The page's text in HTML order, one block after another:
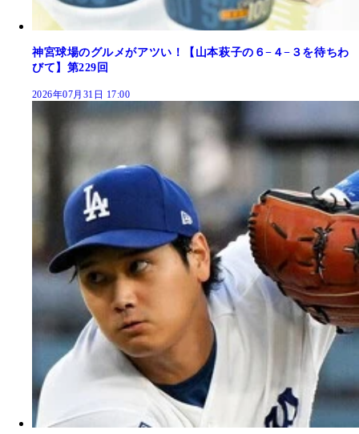
神宮球場のグルメがアツい！【山本萩子の６−４−３を待ちわ
びて】第229回
2026年07月31日 17:00